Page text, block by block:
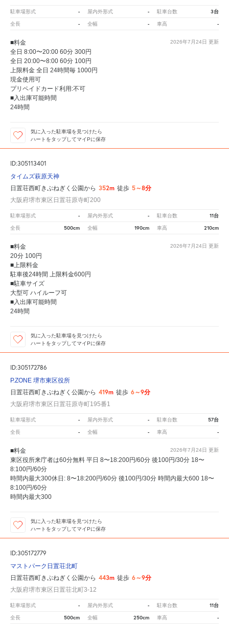
駐車場形式 - 屋内外形式 - 駐車台数 3台
全長 - 全幅 - 車高 -
2026年7月24日 更新
■料金
全日 8:00〜20:00 60分 300円
全日 20:00〜8:00 60分 100円
上限料金 全日 24時間毎 1000円
現金使用可
プリペイドカード利用:不可
■入出庫可能時間
24時間
気に入った駐車場を見つけたら
ハートをタップしてマイPに保存
ID:305113401
タイムズ萩原天神
日置荘西町きぶねぎく公園から 352m 徒歩 5～8分
大阪府堺市東区日置荘原寺町200
駐車場形式 - 屋内外形式 - 駐車台数 11台
全長 500cm 全幅 190cm 車高 210cm
2026年7月24日 更新
■料金
20分 100円
■上限料金
駐車後24時間 上限料金600円
■駐車サイズ
大型可 ハイルーフ可
■入出庫可能時間
24時間
気に入った駐車場を見つけたら
ハートをタップしてマイPに保存
ID:305172786
P.ZONE 堺市東区役所
日置荘西町きぶねぎく公園から 419m 徒歩 6～9分
大阪府堺市東区日置荘原寺町195番1
駐車場形式 - 屋内外形式 - 駐車台数 57台
全長 - 全幅 - 車高 -
2026年7月24日 更新
■料金
東区役所来庁者は60分無料 平日 8〜18:200円/60分 後100円/30分 18〜
8:100円/60分
時間内最大300休日: 8〜18:200円/60分 後100円/30分 時間内最大600 18〜
8:100円/60分
時間内最大300
気に入った駐車場を見つけたら
ハートをタップしてマイPに保存
ID:305172779
マストパーク日置荘北町
日置荘西町きぶねぎく公園から 443m 徒歩 6～9分
大阪府堺市東区日置荘北町3-12
駐車場形式 - 屋内外形式 - 駐車台数 11台
全長 500cm 全幅 250cm 車高 -